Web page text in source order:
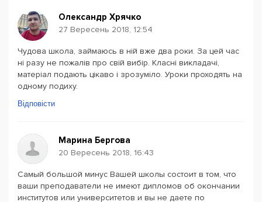
Олександр Хрячко
27 Вересень 2018, 12:54
Чудова школа, займаюсь в ній вже два роки. За цей час
ні разу не пожалів про свій вибір. Класні викладачі,
матеріал подають цікаво і зрозуміло. Уроки проходять на
одному подиху.
Відповісти
Марина Бергова
20 Вересень 2018, 16:43
Самый большой минус Вашей школы состоит в том, что
ваши преподаватели не имеют дипломов об окончании
институтов или университетов и вы не даете по